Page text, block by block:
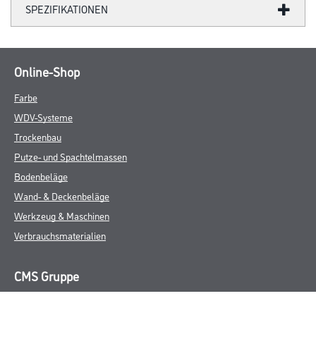
SPEZIFIKATIONEN
Online-Shop
Farbe
WDV-Systeme
Trockenbau
Putze- und Spachtelmassen
Bodenbeläge
Wand- & Deckenbeläge
Werkzeug & Maschinen
Verbrauchsmaterialien
CMS Gruppe